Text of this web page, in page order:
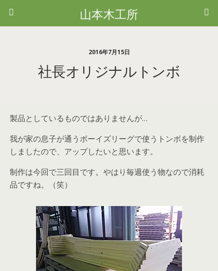
山本木工所
2016年7月15日
社長オリジナルトンボ
製品としているものではありませんが…
我が家の息子が通うボーイズリーグで使うトンボを制作
しましたので、アップしたいと思います。
制作は今回で三回目です。やはり毎週使う物なので消耗
品ですね。（笑）